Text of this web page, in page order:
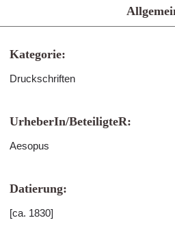
Kategorie:
Druckschriften
UrheberIn/BeteiligteR:
Aesopus
Datierung:
[ca. 1830]